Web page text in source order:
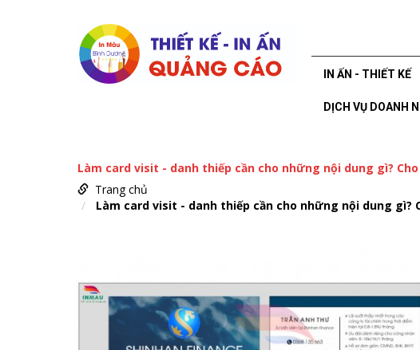
IN ẤN - THIẾT KẾ
DỊCH VỤ DOANH
Làm card visit - danh thiếp cần cho những nội dung gì?
Trang chủ
Làm card visit - danh thiếp cần cho những nội dung